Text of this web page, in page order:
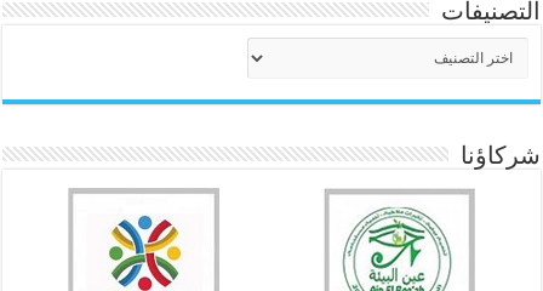
التصنيفات
شركاؤنا